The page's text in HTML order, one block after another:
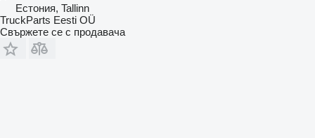
Естония, Tallinn
TruckParts Eesti OÜ
Свържете се с продавача